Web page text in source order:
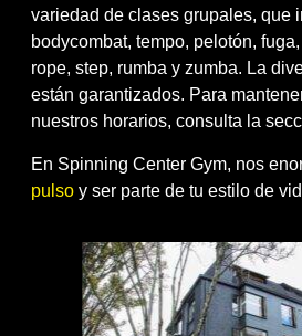
variedad de clases grupales, que
bodycombat, tempo, pelotón,
rope, step, rumba y zumba. La
están garantizados. Para
nuestros horarios, consulta la
En Spinning Center Gym, nos
pulso y ser parte de tu estilo de